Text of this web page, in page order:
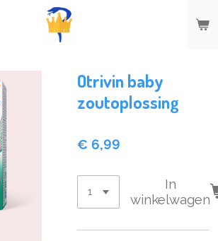
Otrivin baby
zoutoplossing
€ 6,99
In
winkelwagen